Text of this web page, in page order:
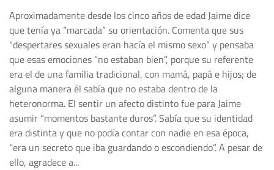
Aproximadamente desde los cinco años de edad Jaime dice
que tenía ya “marcada” su orientación. Comenta que sus
“despertares sexuales eran hacía el mismo sexo” y pensaba
que esas emociones “no estaban bien”, porque su referente
era el de una familia tradicional, con mamá, papá e hijos; de
alguna manera él sabía que no estaba dentro de la
heteronorma. El sentir un afecto distinto fue para Jaime
asumir “momentos bastante duros”. Sabía que su identidad
era distinta y que no podía contar con nadie en esa época,
“era un secreto que iba guardando o escondiendo”. A pesar de
ello, agradece a...